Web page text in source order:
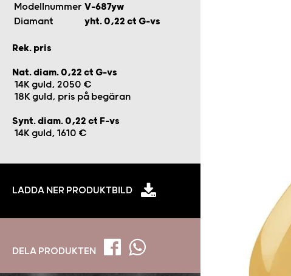
Modellnummer V-687yw
Diamant
yht. 0,22 ct G-vs
Rek. pris
Nat. diam. 0,22 ct G-vs
14K guld, 2050 €
18K guld, pris på begäran
Synt. diam. 0,22 ct F-vs
14K guld, 1610 €
LADDA NER PRODUKTBILD
DELA PRODUKTEN